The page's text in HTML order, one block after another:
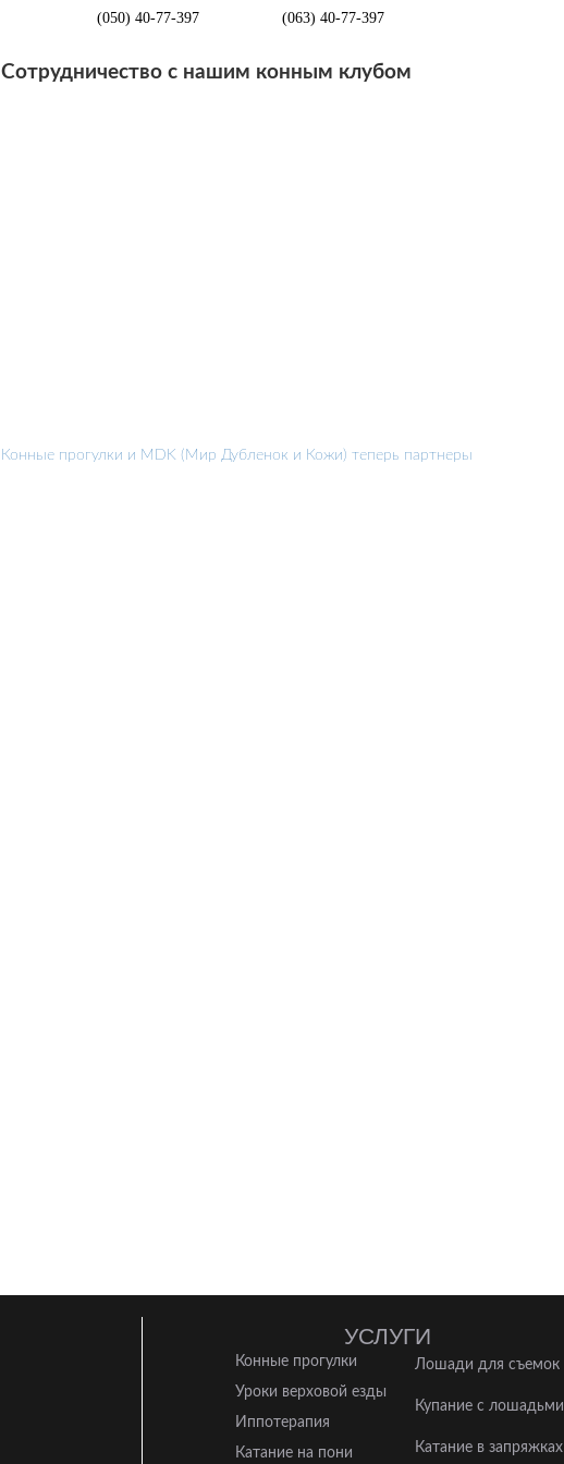
(050) 40-77-397 (063) 40-77-397
Сотрудничество с нашим конным клубом
Конные прогулки и MDK (Мир Дубленок и Кожи) теперь партнеры
УСЛУГИ
Конные прогулки
Уроки верховой езды
Иппотерапия
Катание на пони
Лошади для съемок
Купание с лошадьми
Катание в запряжках